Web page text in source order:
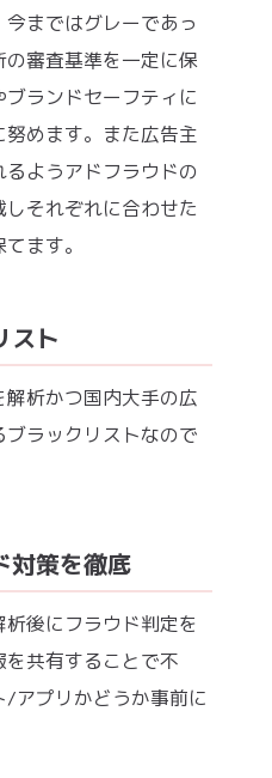
まではグレーであっ
審査基準を一定に保
ランドセーフティに
めます。また広告主
ようアドフラウドの
それぞれに合わせた
ます。
スト
析かつ国内大手の広
ラックリストなので
対策を徹底
後にフラウド判定を
共有することで不
アプリかどうか事前に